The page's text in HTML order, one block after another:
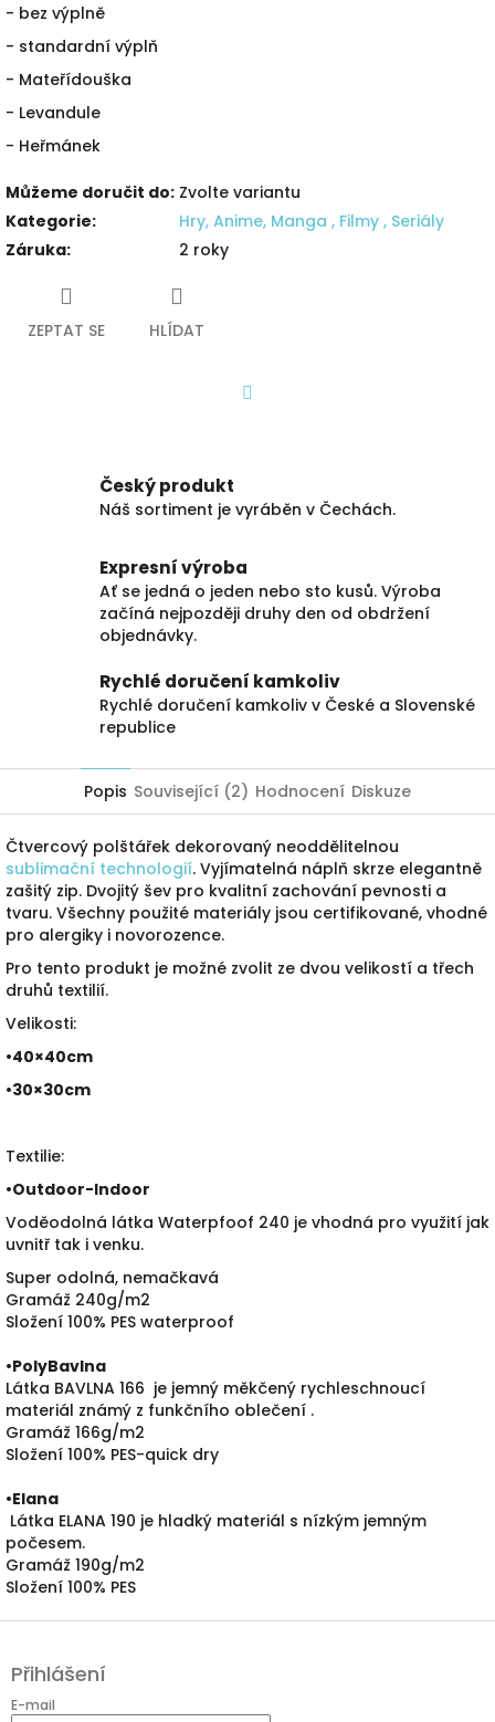
- bez výplně
- standardní výplň
- Mateřídouška
- Levandule
- Heřmánek
Můžeme doručit do: Zvolte variantu
Kategorie:
Hry, Anime, Manga , Filmy , Seriály
Záruka: 2 roky
ZEPTAT SE HLÍDAT
Český produkt
Náš sortiment je vyráběn v Čechách.
Expresní výroba
Ať se jedná o jeden nebo sto kusů. Výroba
začíná nejpozději druhy den od obdržení
objednávky.
Rychlé doručení kamkoliv
Rychlé doručení kamkoliv v České a Slovenské
republice
Popis Související (2) Hodnocení Diskuze
Čtvercový polštářek dekorovaný neoddělitelnou
sublimační technologií. Vyjímatelná náplň skrze elegantně
zašitý zip. Dvojitý šev pro kvalitní zachování pevnosti a
tvaru. Všechny použité materiály jsou certifikované, vhodné
pro alergiky i novorozence.
Pro tento produkt je možné zvolit ze dvou velikostí a třech
druhů textilií.
Velikosti:
•40×40cm
•30×30cm
Textilie:
•Outdoor-Indoor
Voděodolná látka Waterpfoof 240 je vhodná pro využití jak
uvnitř tak i venku.
Super odolná, nemačkavá
Gramáž 240g/m2
Složení 100% PES waterproof
•PolyBavlna
Látka BAVLNA 166 je jemný měkčený rychleschnoucí
materiál známý z funkčního oblečení .
Gramáž 166g/m2
Složení 100% PES-quick dry
•Elana
Látka ELANA 190 je hladký materiál s nízkým jemným
počesem.
Gramáž 190g/m2
Složení 100% PES
Z
p
a
Přihlášení
E-mail